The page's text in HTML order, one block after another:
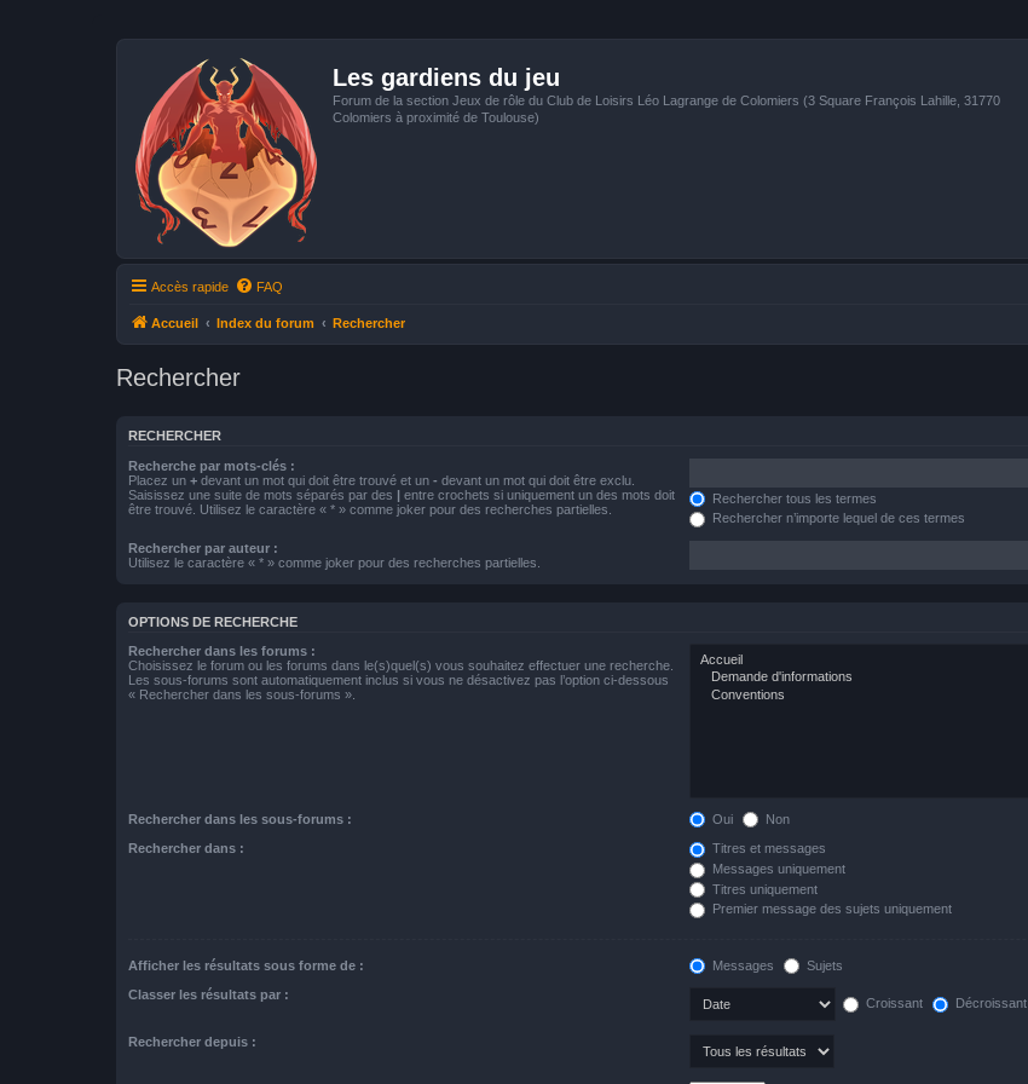
Les gardiens du jeu
Forum de la section Jeux de rôle du Club de Loisirs Léo Lagrange de Colomiers (3 Square François Lahille, 31770
Colomiers à proximité de Toulouse)
Accès rapide FAQ
Accueil Index du forum Rechercher
Rechercher
RECHERCHER
Recherche par mots-clés :
Placez un + devant un mot qui doit être trouvé et un - devant un mot qui doit être exclu.
Saisissez une suite de mots séparés par des | entre crochets si uniquement un des mots doit
être trouvé. Utilisez le caractère « * » comme joker pour des recherches partielles.
Rechercher tous les termes
Rechercher n’importe lequel de ces termes
Rechercher par auteur :
Utilisez le caractère « * » comme joker pour des recherches partielles.
OPTIONS DE RECHERCHE
Rechercher dans les forums :
Choisissez le forum ou les forums dans le(s)quel(s) vous souhaitez effectuer une recherche.
Les sous-forums sont automatiquement inclus si vous ne désactivez pas l’option ci-dessous
« Rechercher dans les sous-forums ».
Rechercher dans les sous-forums : Oui Non
Rechercher dans :
Titres et messages
Messages uniquement
Titres uniquement
Premier message des sujets uniquement
Afficher les résultats sous forme de : Messages Sujets
Classer les résultats par :
Croissant Décroissant
Rechercher depuis :